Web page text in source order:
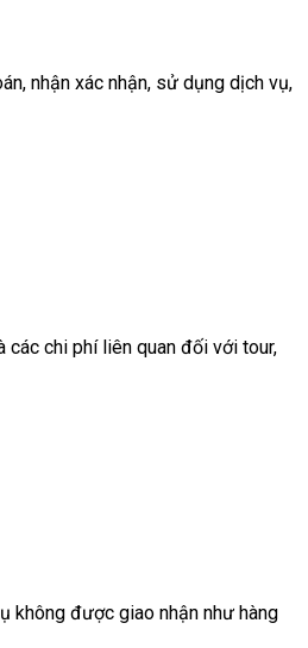
nhận xác nhận, sử dụng dịch vụ,
các chi phí liên quan đối với tour,
không được giao nhận như hàng